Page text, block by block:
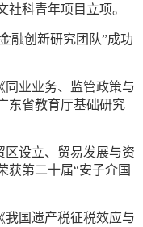
科青年项目立项。
融创新研究团队”成功
同业业务、监管政策与
东省教育厅基础研究
区设立、贸易发展与资
第二十届“安子介国
我国遗产税征税效应与